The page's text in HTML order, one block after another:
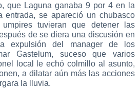
que Laguna ganaba 9 por 4 en la
entrada, se apareció un chubasco
tuvieran que detener las
de se diera una discusión en
expulsión del manager de los
Gastelum, suceso que varios
local le echó colmillo al asunto,
a dilatar aún más las acciones
la lluvia.